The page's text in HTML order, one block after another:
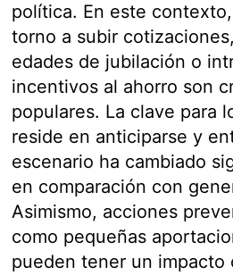
política. En este
torno a subir
edades de jubilación o
incentivos al ahorro son
populares. La clave para
reside en anticiparse y
escenario ha cambiado
en comparación con
Asimismo, acciones
como pequeñas
pueden tener un impacto